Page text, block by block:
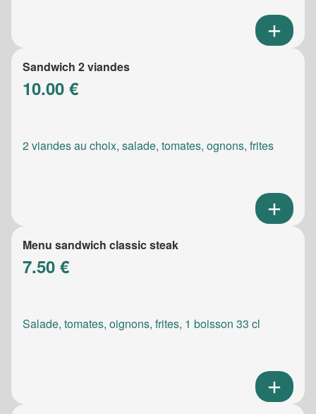
Sandwich 2 viandes
10.00 €
2 viandes au choix, salade, tomates, ognons, frites
Menu sandwich classic steak
7.50 €
Salade, tomates, oignons, frites, 1 boisson 33 cl